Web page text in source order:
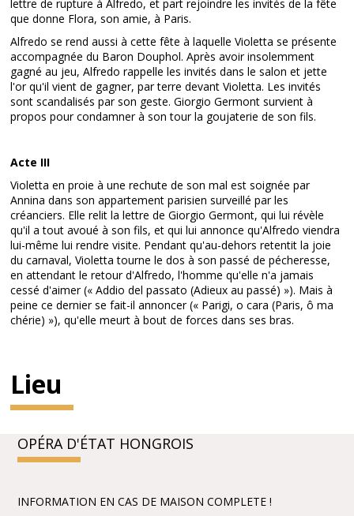
lettre de rupture à Alfredo, et part rejoindre les invités de la fête
que donne Flora, son amie, à Paris.
Alfredo se rend aussi à cette fête à laquelle Violetta se présente
accompagnée du Baron Douphol. Après avoir insolemment
gagné au jeu, Alfredo rappelle les invités dans le salon et jette
l'or qu'il vient de gagner, par terre devant Violetta. Les invités
sont scandalisés par son geste. Giorgio Germont survient à
propos pour condamner à son tour la goujaterie de son fils.
Acte III
Violetta en proie à une rechute de son mal est soignée par
Annina dans son appartement parisien surveillé par les
créanciers. Elle relit la lettre de Giorgio Germont, qui lui révèle
qu'il a tout avoué à son fils, et qui lui annonce qu'Alfredo viendra
lui-même lui rendre visite. Pendant qu'au-dehors retentit la joie
du carnaval, Violetta tourne le dos à son passé de pécheresse,
en attendant le retour d'Alfredo, l'homme qu'elle n'a jamais
cessé d'aimer (« Addio del passato (Adieux au passé) »). Mais à
peine ce dernier se fait-il annoncer (« Parigi, o cara (Paris, ô ma
chérie) »), qu'elle meurt à bout de forces dans ses bras.
Lieu
OPÉRA D'ÉTAT HONGROIS
INFORMATION EN CAS DE MAISON COMPLETE !